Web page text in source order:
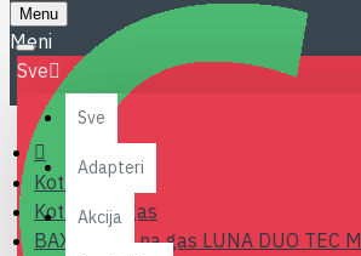
Menu
Sve
Sve
Adapteri
Akcija
Kotlovi
Kotlovi na gas
BAXI kotao na gas LUNA DUO TEC